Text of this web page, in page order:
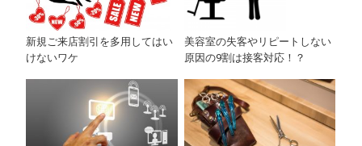
新規ご来店割引を多用してはい
けないワケ
美容室の失客やリピートしない
原因の9割は接客対応！？